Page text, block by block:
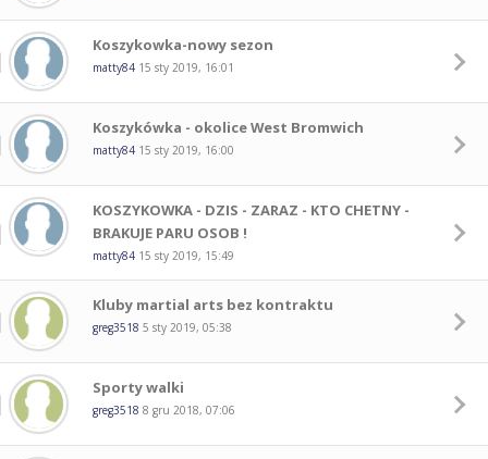
Koszykowka-nowy sezon
matty84 15 sty 2019, 16:01
Koszykówka - okolice West Bromwich
matty84 15 sty 2019, 16:00
KOSZYKOWKA - DZIS - ZARAZ - KTO CHETNY -
BRAKUJE PARU OSOB !
matty84 15 sty 2019, 15:49
Kluby martial arts bez kontraktu
greg3518 5 sty 2019, 05:38
Sporty walki
greg3518 8 gru 2018, 07:06